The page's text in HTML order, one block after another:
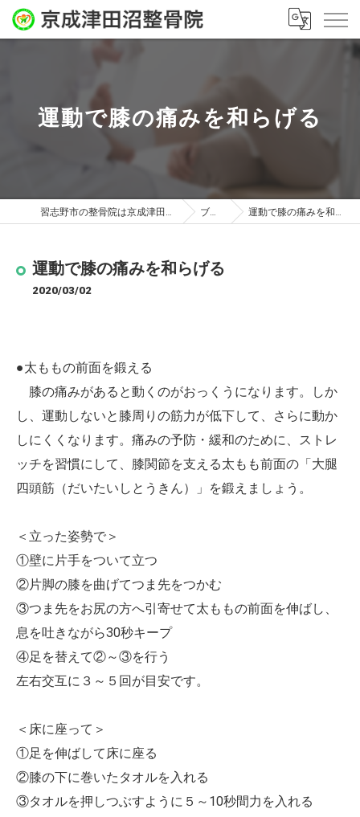
運動で膝の痛みを和らげる
習志野市の整骨院は京成津田沼整骨院 ブログ 運動で膝の痛みを和らげる
運動で膝の痛みを和らげる
2020/03/02
●太ももの前面を鍛える
膝の痛みがあると動くのがおっくうになります。しか
し、運動しないと膝周りの筋力が低下して、さらに動か
しにくくなります。痛みの予防・緩和のために、ストレ
ッチを習慣にして、膝関節を支える太もも前面の「大腿
四頭筋（だいたいしとうきん）」を鍛えましょう。
＜立った姿勢で＞
①壁に片手をついて立つ
②片脚の膝を曲げてつま先をつかむ
③つま先をお尻の方へ引寄せて太ももの前面を伸ばし、
息を吐きながら30秒キープ
④足を替えて②～③を行う
左右交互に３～５回が目安です。
＜床に座って＞
①足を伸ばして床に座る
②膝の下に巻いたタオルを入れる
③タオルを押しつぶすように５～10秒間力を入れる